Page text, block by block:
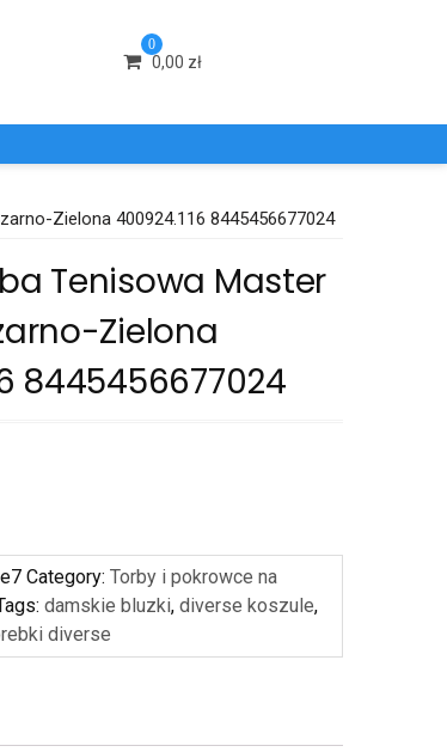
0
0,00 zł
Zielona 400924.116 8445456677024
Tenisowa Master
Zielona
8445456677024
Category:Torby i pokrowce na
damskie bluzki,diverse koszule,
diverse